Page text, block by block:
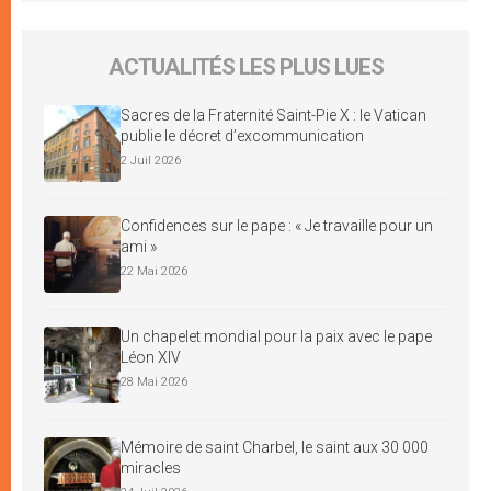
ACTUALITÉS LES PLUS LUES
Sacres de la Fraternité Saint-Pie X : le Vatican
publie le décret d’excommunication
2 Juil 2026
Confidences sur le pape : « Je travaille pour un
ami »
22 Mai 2026
Un chapelet mondial pour la paix avec le pape
Léon XIV
28 Mai 2026
Mémoire de saint Charbel, le saint aux 30 000
miracles